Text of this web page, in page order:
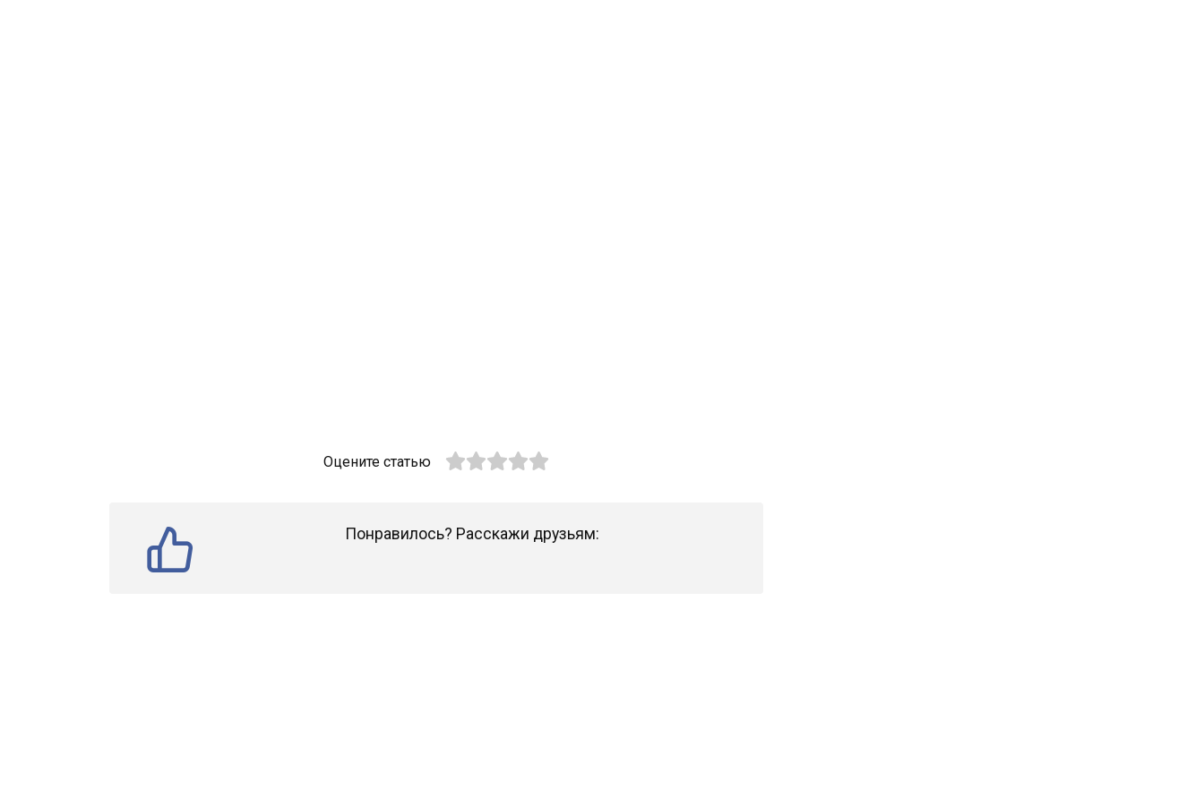
Оцените статью
Понравилось? Расскажи друзьям: